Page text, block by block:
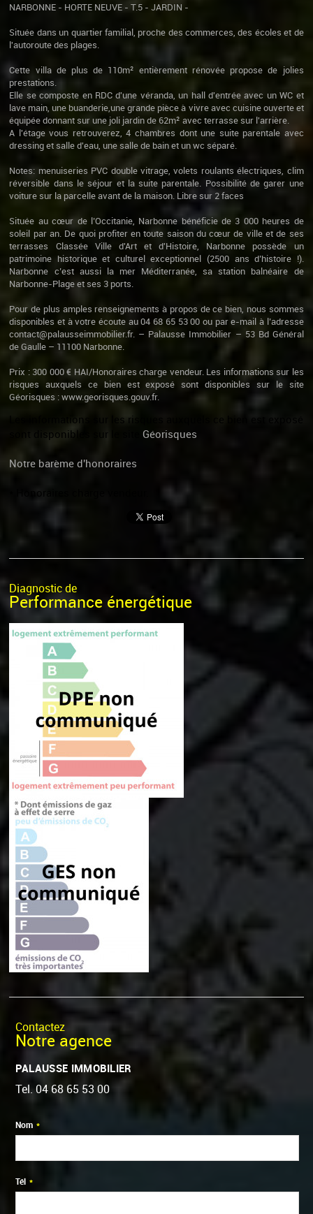
NARBONNE - HORTE NEUVE - T.5 - JARDIN -
Située dans un quartier familial, proche des commerces, des écoles et de
l'autoroute des plages.
Cette villa de plus de 110m² entièrement rénovée propose de jolies
prestations.
Elle se composte en RDC d'une véranda, un hall d'entrée avec un WC et
lave main, une buanderie,une grande pièce à vivre avec cuisine ouverte et
équipée donnant sur une joli jardin de 62m² avec terrasse sur l'arrière.
A l'étage vous retrouverez, 4 chambres dont une suite parentale avec
dressing et salle d'eau, une salle de bain et un wc séparé.
Notes: menuiseries PVC double vitrage, volets roulants électriques, clim
réversible dans le séjour et la suite parentale. Possibilité de garer une
voiture sur la parcelle avant de la maison. Libre sur 2 faces
Située au cœur de l’Occitanie, Narbonne bénéficie de 3 000 heures de
soleil par an. De quoi profiter en toute saison du cœur de ville et de ses
terrasses Classée Ville d'Art et d'Histoire, Narbonne possède un
patrimoine historique et culturel exceptionnel (2500 ans d’histoire !).
Narbonne c’est aussi la mer Méditerranée, sa station balnéaire de
Narbonne-Plage et ses 3 ports.
Pour de plus amples renseignements à propos de ce bien, nous sommes
disponibles et à votre écoute au 04 68 65 53 00 ou par e-mail à l’adresse
contact@palausseimmobilier.fr. – Palausse Immobilier – 53 Bd Général
de Gaulle – 11100 Narbonne.
Prix : 300 000 € HAI/Honoraires charge vendeur. Les informations sur les
risques auxquels ce bien est exposé sont disponibles sur le site
Géorisques : www.georisques.gouv.fr.
Les informations sur les risques auxquels ce bien est exposé
sont disponibles sur le site Géorisques
Notre barème d'honoraires
Diagnostic de
Performance énergétique
Contactez
Notre agence
PALAUSSE IMMOBILIER
Tel. 04 68 65 53 00
Nom *
Tél *